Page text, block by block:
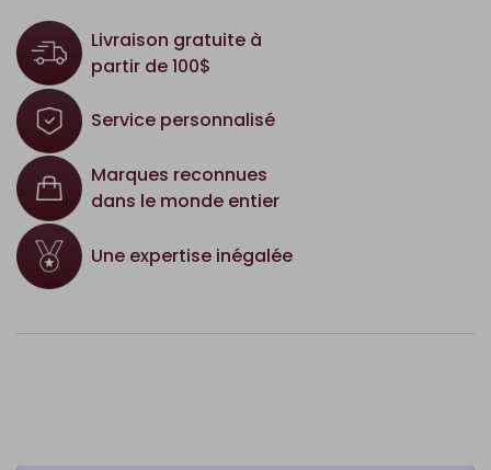
Livraison gratuite à
partir de 100$
Service personnalisé
Marques reconnues
dans le monde entier
Une expertise inégalée